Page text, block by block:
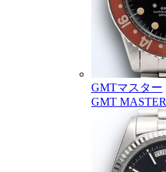
GMTマスター
GMT MASTER